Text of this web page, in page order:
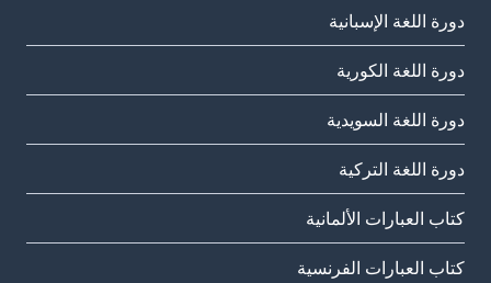
دورة اللغة الإسبانية
دورة اللغة الكورية
دورة اللغة السويدية
دورة اللغة التركية
كتاب العبارات الألمانية
كتاب العبارات الفرنسية